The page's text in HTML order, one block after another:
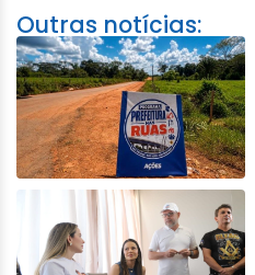
Outras notícias: